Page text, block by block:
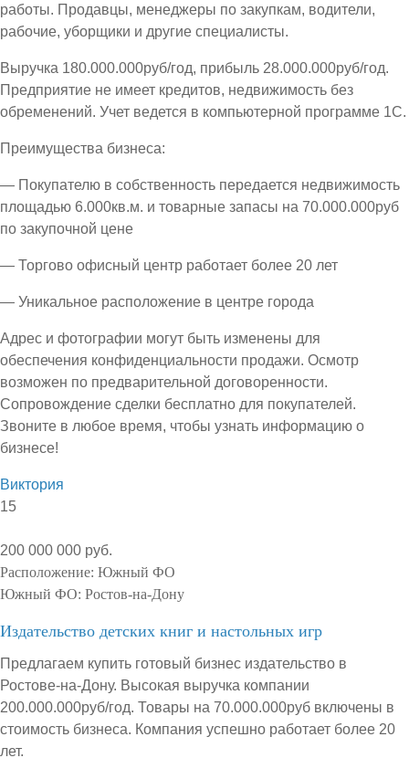
работы. Продавцы, менеджеры по закупкам, водители,
рабочие, уборщики и другие специалисты.
Выручка 180.000.000руб/год, прибыль 28.000.000руб/год.
Предприятие не имеет кредитов, недвижимость без
обременений. Учет ведется в компьютерной программе 1С.
Преимущества бизнеса:
— Покупателю в собственность передается недвижимость
площадью 6.000кв.м. и товарные запасы на 70.000.000руб
по закупочной цене
— Торгово офисный центр работает более 20 лет
— Уникальное расположение в центре города
Адрес и фотографии могут быть изменены для
обеспечения конфиденциальности продажи. Осмотр
возможен по предварительной договоренности.
Сопровождение сделки бесплатно для покупателей.
Звоните в любое время, чтобы узнать информацию о
бизнесе!
Виктория
15
200 000 000 руб.
Расположение: Южный ФО
Южный ФО: Ростов-на-Дону
Издательство детских книг и настольных игр
Предлагаем купить готовый бизнес издательство в
Ростове-на-Дону. Высокая выручка компании
200.000.000руб/год. Товары на 70.000.000руб включены в
стоимость бизнеса. Компания успешно работает более 20
лет.